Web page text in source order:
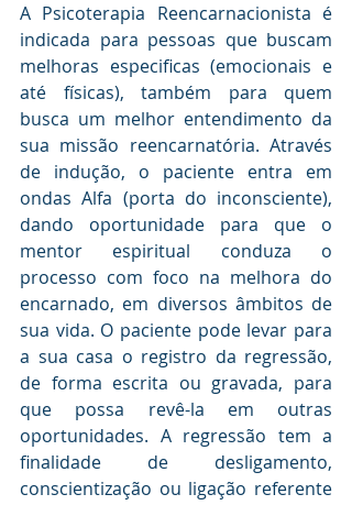
A Psicoterapia Reencarnacionista é
indicada para pessoas que buscam
melhoras especificas (emocionais e
até físicas), também para quem
busca um melhor entendimento da
sua missão reencarnatória. Através
de indução, o paciente entra em
ondas Alfa (porta do inconsciente),
dando oportunidade para que o
mentor espiritual conduza o
processo com foco na melhora do
encarnado, em diversos âmbitos de
sua vida. O paciente pode levar para
a sua casa o registro da regressão,
de forma escrita ou gravada, para
que possa revê-la em outras
oportunidades. A regressão tem a
finalidade de desligamento,
conscientização ou ligação referente